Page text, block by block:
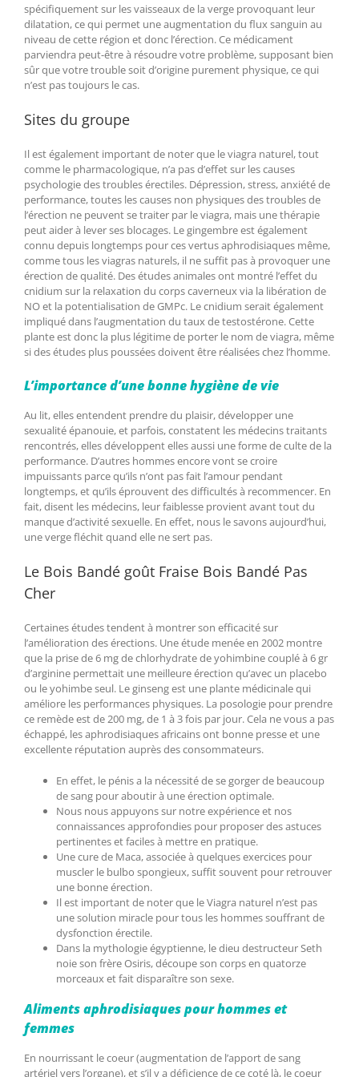
spécifiquement sur les vaisseaux de la verge provoquant leur
dilatation, ce qui permet une augmentation du flux sanguin au
niveau de cette région et donc l’érection. Ce médicament
parviendra peut-être à résoudre votre problème, supposant bien
sûr que votre trouble soit d’origine purement physique, ce qui
n’est pas toujours le cas.
Sites du groupe
Il est également important de noter que le viagra naturel, tout
comme le pharmacologique, n’a pas d’effet sur les causes
psychologie des troubles érectiles. Dépression, stress, anxiété de
performance, toutes les causes non physiques des troubles de
l’érection ne peuvent se traiter par le viagra, mais une thérapie
peut aider à lever ses blocages. Le gingembre est également
connu depuis longtemps pour ces vertus aphrodisiaques même,
comme tous les viagras naturels, il ne suffit pas à provoquer une
érection de qualité. Des études animales ont montré l’effet du
cnidium sur la relaxation du corps caverneux via la libération de
NO et la potentialisation de GMPc. Le cnidium serait également
impliqué dans l’augmentation du taux de testostérone. Cette
plante est donc la plus légitime de porter le nom de viagra, même
si des études plus poussées doivent être réalisées chez l’homme.
L’importance d’une bonne hygiène de vie
Au lit, elles entendent prendre du plaisir, développer une
sexualité épanouie, et parfois, constatent les médecins traitants
rencontrés, elles développent elles aussi une forme de culte de la
performance. D’autres hommes encore vont se croire
impuissants parce qu’ils n’ont pas fait l’amour pendant
longtemps, et qu’ils éprouvent des difficultés à recommencer. En
fait, disent les médecins, leur faiblesse provient avant tout du
manque d’activité sexuelle. En effet, nous le savons aujourd’hui,
une verge fléchit quand elle ne sert pas.
Le Bois Bandé goût Fraise Bois Bandé Pas
Cher
Certaines études tendent à montrer son efficacité sur
l’amélioration des érections. Une étude menée en 2002 montre
que la prise de 6 mg de chlorhydrate de yohimbine couplé à 6 gr
d’arginine permettait une meilleure érection qu’avec un placebo
ou le yohimbe seul. Le ginseng est une plante médicinale qui
améliore les performances physiques. La posologie pour prendre
ce remède est de 200 mg, de 1 à 3 fois par jour. Cela ne vous a pas
échappé, les aphrodisiaques africains ont bonne presse et une
excellente réputation auprès des consommateurs.
En effet, le pénis a la nécessité de se gorger de beaucoup
de sang pour aboutir à une érection optimale.
Nous nous appuyons sur notre expérience et nos
connaissances approfondies pour proposer des astuces
pertinentes et faciles à mettre en pratique.
Une cure de Maca, associée à quelques exercices pour
muscler le bulbo spongieux, suffit souvent pour retrouver
une bonne érection.
Il est important de noter que le Viagra naturel n’est pas
une solution miracle pour tous les hommes souffrant de
dysfonction érectile.
Dans la mythologie égyptienne, le dieu destructeur Seth
noie son frère Osiris, découpe son corps en quatorze
morceaux et fait disparaître son sexe.
Aliments aphrodisiaques pour hommes et
femmes
En nourrissant le coeur (augmentation de l’apport de sang
artériel vers l’organe), et s’il y a déficience de ce coté là, le coeur